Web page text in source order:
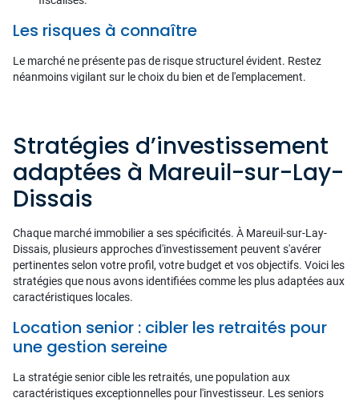
Les risques à connaître
Le marché ne présente pas de risque structurel évident. Restez
néanmoins vigilant sur le choix du bien et de l'emplacement.
Stratégies d’investissement
adaptées à Mareuil-sur-Lay-
Dissais
Chaque marché immobilier a ses spécificités. À Mareuil-sur-Lay-
Dissais, plusieurs approches d'investissement peuvent s'avérer
pertinentes selon votre profil, votre budget et vos objectifs. Voici les
stratégies que nous avons identifiées comme les plus adaptées aux
caractéristiques locales.
Location senior : cibler les retraités pour
une gestion sereine
La stratégie senior cible les retraités, une population aux
caractéristiques exceptionnelles pour l'investisseur. Les seniors